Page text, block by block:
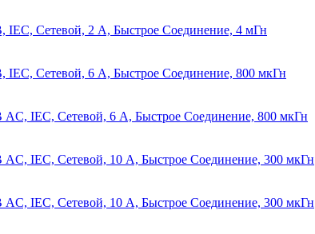
IEC, Сетевой, 2 А, Быстрое Соединение, 4 мГн
IEC, Сетевой, 6 А, Быстрое Соединение, 800 мкГн
IEC, Сетевой, 6 А, Быстрое Соединение, 800 мкГн
IEC, Сетевой, 10 А, Быстрое Соединение, 300 мкГн
IEC, Сетевой, 10 А, Быстрое Соединение, 300 мкГн